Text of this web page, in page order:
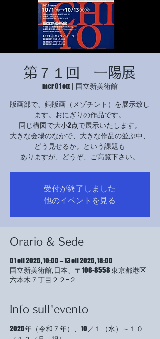
© Copyright
© Copyright
第７１回 一陽展
mer 01 ott
  |
国立新美術館
版画部で、銅版画（メゾチント）を展示致し
ます。おにぎりの作品です。
同じ構図で大小2点で展示いたします。
大きな会場のなかで、大きな作品の並ぶ中、
どう見せるか。という課題も
ありますが、どうぞ、ご高覧下さい。
受付が終了しました
他のイベントを見る
Orario & Sede
01 ott 2025, 10:00 – 13 ott 2025, 18:00
国立新美術館, 日本、〒106-8558 東京都港区
六本木７丁目２２−２
Info sull'evento
2025年（令和７年）、10／１（水）～１０